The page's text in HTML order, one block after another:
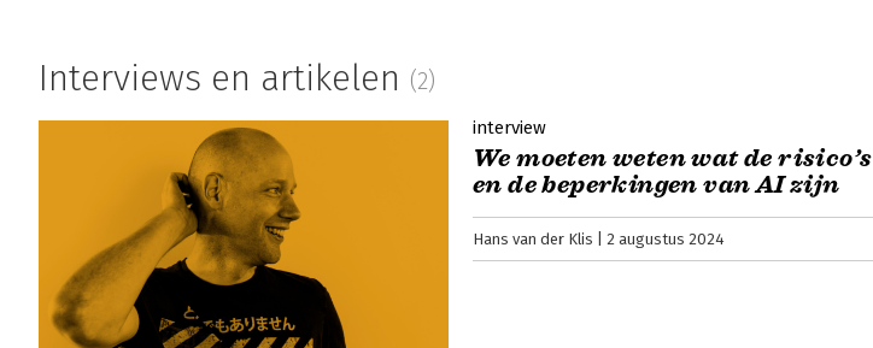
Interviews en artikelen (2)
interview
We moeten weten wat de risico’s
en de beperkingen van AI zijn
Hans van der Klis 2 augustus 2024